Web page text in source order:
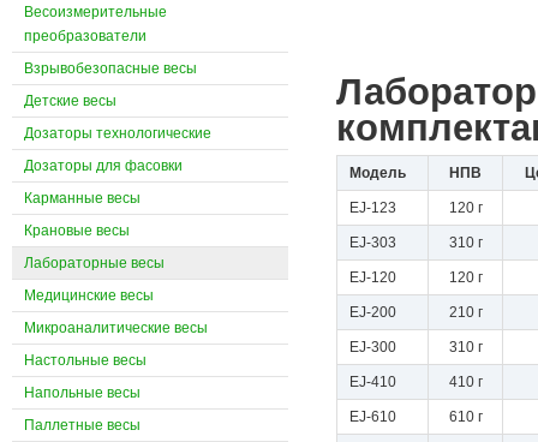
Модель НПВ
EJ-123 120 г
EJ-303 310 г
EJ-120 120 г
EJ-200 210 г
EJ-300 310 г
EJ-410 410 г
EJ-610 610 г
Весоизмерительные
преобразователи
Взрывобезопасные весы
Детские весы
Дозаторы технологические
Дозаторы для фасовки
Карманные весы
Крановые весы
Лабораторные весы
Медицинские весы
Микроаналитические весы
Настольные весы
Напольные весы
Паллетные весы